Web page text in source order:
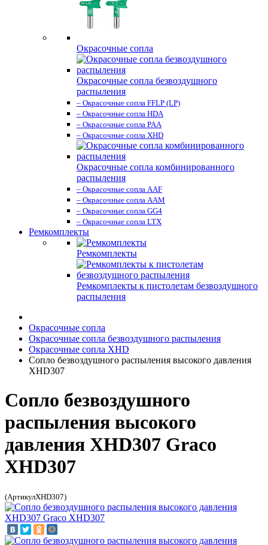
Окрасочные сопла
Окрасочные сопла безвоздушного
распыления
– Окрасочные сопла FFLP (LP)
– Окрасочные сопла HDA
– Окрасочные сопла PAA
– Окрасочные сопла XHD
Окрасочные сопла комбинированного
распыления
– Окрасочные сопла AAF
– Окрасочные сопла AAM
– Окрасочные сопла GG4
– Окрасочные сопла LTX
Ремкомплекты
Ремкомплекты
Ремкомплекты к пистолетам безвоздушного
распыления
Окрасочные сопла
Окрасочные сопла безвоздушного распыления
Окрасочные сопла XHD
Сопло безвоздушного распыления высокого давления
XHD307
Сопло безвоздушного
распыления высокого
давления XHD307 Graco
XHD307
(АртикулXHD307)